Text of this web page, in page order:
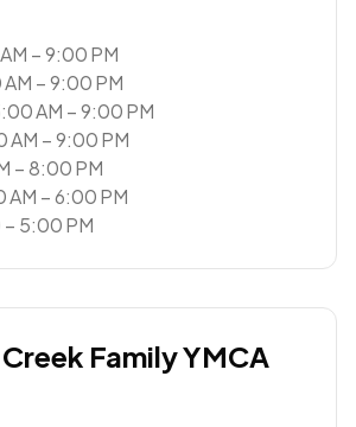
– 9:00 PM
– 9:00 PM
AM – 9:00 PM
AM – 9:00 PM
– 8:00 PM
– 6:00 PM
5:00 PM
Family YMCA